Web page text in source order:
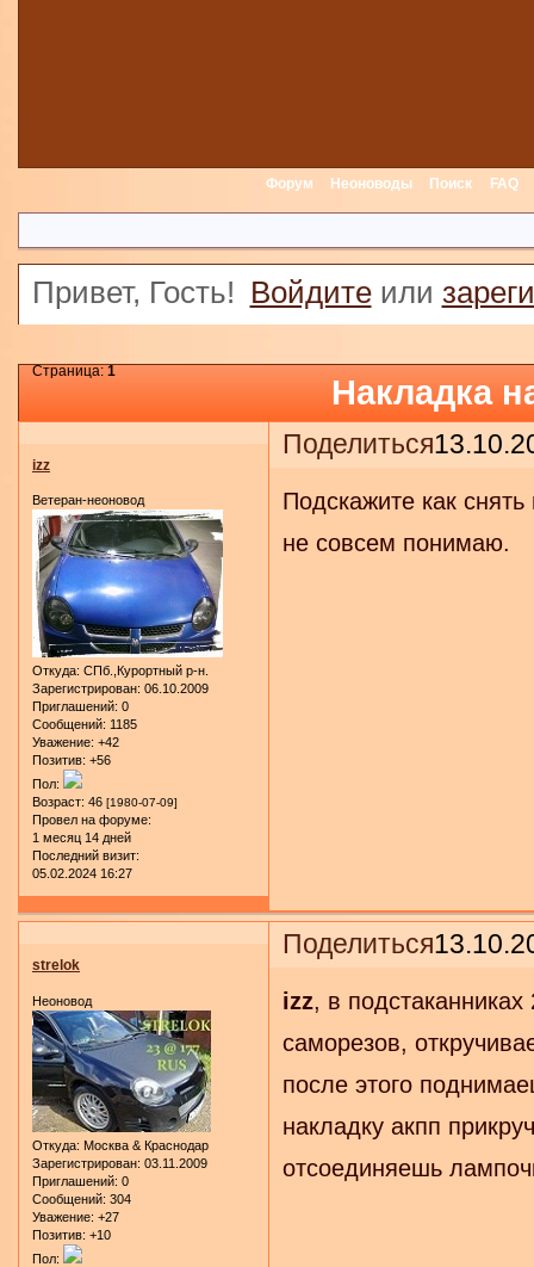
Форум Неоноводы Поиск FAQ
Привет, Гость! Войдитеили
Накладка
Страница:1
Поделиться
izz
Ветеран-неоновод
Откуда: СПб.,Курортный р-н.
Зарегистрирован: 06.10.2009
Приглашений: 0
Сообщений: 1185
Уважение: +42
Позитив: +56
Пол:
Возраст: 46 [1980-07-09]
Провел на форуме:
1 месяц 14 дней
Последний визит:
05.02.2024 16:27
Подскажите как
не совсем понимаю.
Поделиться
strelok
Неоновод
Откуда: Москва & Краснодар
Зарегистрирован: 03.11.2009
Приглашений: 0
Сообщений: 304
Уважение: +27
Позитив: +10
Пол:
izz, в
саморезов,
после этого
накладку акпп
отсоединяешь